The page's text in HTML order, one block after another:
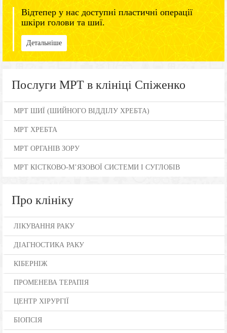
Відтепер у нас доступні пластичні операції
шкіри голови та шиї.
Детальніше
Послуги МРТ в клініці Спіженко
МРТ ШИЇ (ШИЙНОГО ВІДДІЛУ ХРЕБТА)
МРТ ХРЕБТА
МРТ ОРГАНІВ ЗОРУ
МРТ КІСТКОВО-М’ЯЗОВОЇ СИСТЕМИ І СУГЛОБІВ
Про клініку
ЛІКУВАННЯ РАКУ
ДІАГНОСТИКА РАКУ
КІБЕРНІЖ
ПРОМЕНЕВА ТЕРАПІЯ
ЦЕНТР ХІРУРГІЇ
БІОПСІЯ